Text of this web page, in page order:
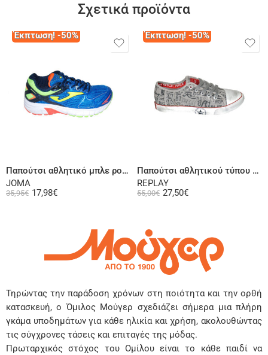
Σχετικά προϊόντα
Έκπτωση! -50%
Παπούτσι αθλητικό μπλε ρουά
JOMA
35,95€ 17,98€
Έκπτωση! -50%
Παπούτσι αθλητικού τύπου γκρι
REPLAY
55,00€ 27,50€
Τηρώντας την παράδοση χρόνων στη ποιότητα και την ορθή
κατασκευή, ο Όμιλος Μούγερ σχεδιάζει σήμερα μια πλήρη
γκάμα υποδημάτων για κάθε ηλικία και χρήση, ακολουθώντας
τις σύγχρονες τάσεις και επιταγές της μόδας.
Πρωταρχικός στόχος του Ομίλου είναι το κάθε παιδί να